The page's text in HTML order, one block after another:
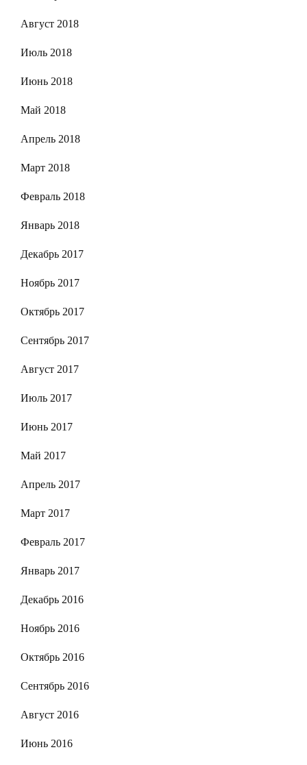
Август 2018
Июль 2018
Июнь 2018
Май 2018
Апрель 2018
Март 2018
Февраль 2018
Январь 2018
Декабрь 2017
Ноябрь 2017
Октябрь 2017
Сентябрь 2017
Август 2017
Июль 2017
Июнь 2017
Май 2017
Апрель 2017
Март 2017
Февраль 2017
Январь 2017
Декабрь 2016
Ноябрь 2016
Октябрь 2016
Сентябрь 2016
Август 2016
Июнь 2016